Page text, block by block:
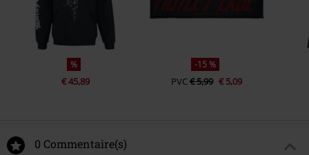
%
€ 45,89
-15 %
PVC€ 5,99 € 5,09
0 Commentaire(s)